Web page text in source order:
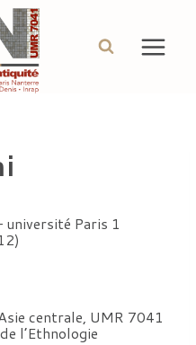
Paris 1
centrale, UMR 7041
l’Ethnologie